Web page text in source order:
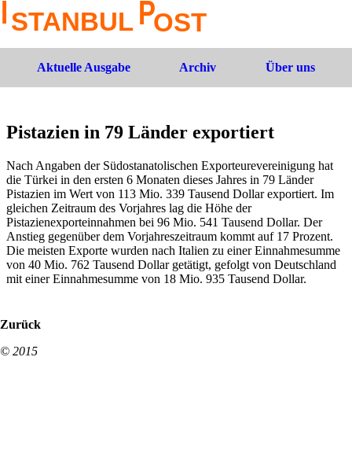
Aktuelle Ausgabe Archiv Über uns
Pistazien in 79 Länder exportiert
Nach Angaben der Südostanatolischen Exporteurevereinigung hat
die Türkei in den ersten 6 Monaten dieses Jahres in 79 Länder
Pistazien im Wert von 113 Mio. 339 Tausend Dollar exportiert. Im
gleichen Zeitraum des Vorjahres lag die Höhe der
Pistazienexporteinnahmen bei 96 Mio. 541 Tausend Dollar. Der
Anstieg gegenüber dem Vorjahreszeitraum kommt auf 17 Prozent.
Die meisten Exporte wurden nach Italien zu einer Einnahmesumme
von 40 Mio. 762 Tausend Dollar getätigt, gefolgt von Deutschland
mit einer Einnahmesumme von 18 Mio. 935 Tausend Dollar.
Zurück
© 2015